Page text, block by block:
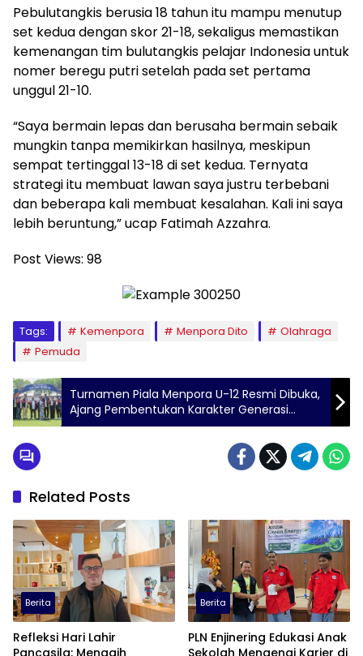
Pebulutangkis berusia 18 tahun itu mampu menutup
set kedua dengan skor 21-18, sekaligus memastikan
kemenangan tim bulutangkis pelajar Indonesia untuk
nomer beregu putri setelah pada set pertama
unggul 21-10.
“Saya bermain lepas dan berusaha bermain sebaik
mungkin tanpa memikirkan hasilnya, meskipun
sempat tertinggal 13-18 di set kedua. Ternyata
strategi itu membuat lawan saya justru terbebani
dan beberapa kali membuat kesalahan. Kali ini saya
lebih beruntung,” ucap Fatimah Azzahra.
Post Views: 98
Tags: Kemenpora Menpora Dito
Olahraga
Pemuda
Turnamen Piala Menpora U-12 Resmi Dibuka,
Ajang Pembentukan Karakter Generasi
Muda
Related Posts
Berita
Refleksi Hari Lahir
Pancasila: Menagih
Berita
PLN Enjinering Edukasi Anak
Sekolah Mengenai Karier di